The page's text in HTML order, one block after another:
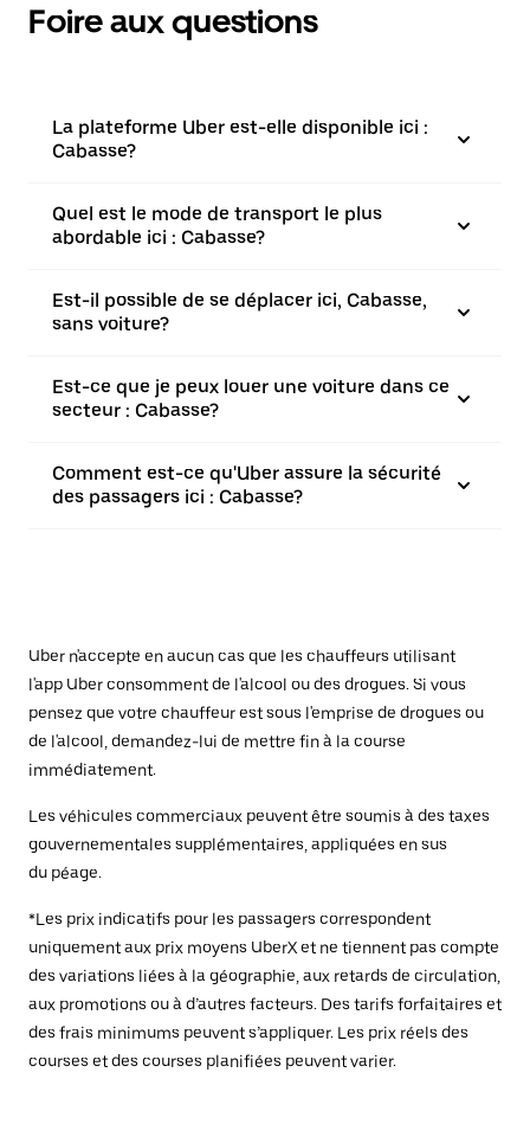
Foire aux questions
La plateforme Uber est-elle disponible ici :
Cabasse?
Quel est le mode de transport le plus
abordable ici : Cabasse?
Est-il possible de se déplacer ici, Cabasse,
sans voiture?
Est-ce que je peux louer une voiture dans ce
secteur : Cabasse?
Comment est-ce qu'Uber assure la sécurité
des passagers ici : Cabasse?
Uber n'accepte en aucun cas que les chauffeurs utilisant
l'app Uber consomment de l'alcool ou des drogues. Si vous
pensez que votre chauffeur est sous l'emprise de drogues ou
de l'alcool, demandez-lui de mettre fin à la course
immédiatement.
Les véhicules commerciaux peuvent être soumis à des taxes
gouvernementales supplémentaires, appliquées en sus
du péage.
*Les prix indicatifs pour les passagers correspondent
uniquement aux prix moyens UberX et ne tiennent pas compte
des variations liées à la géographie, aux retards de circulation,
aux promotions ou à d’autres facteurs. Des tarifs forfaitaires et
des frais minimums peuvent s’appliquer. Les prix réels des
courses et des courses planifiées peuvent varier.